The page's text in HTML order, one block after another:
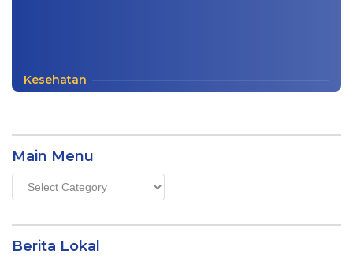
Kesehatan
Main Menu
Main
Menu
Berita Lokal